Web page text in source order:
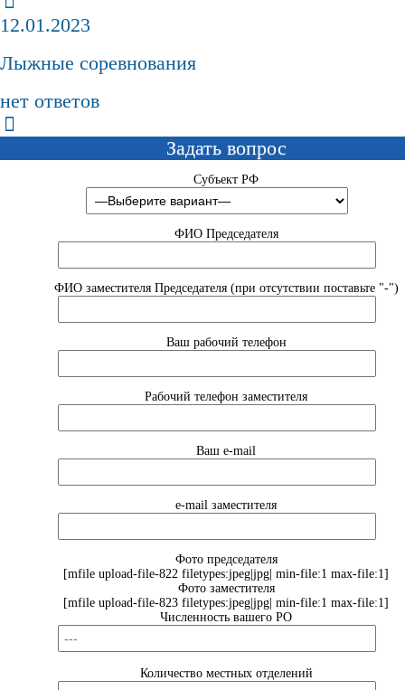
12.01.2023
Лыжные соревнования
нет ответов
Задать вопрос
Субъект РФ
ФИО Председателя
ФИО заместителя Председателя (при отсутствии поставьте "-")
Ваш рабочий телефон
Рабочий телефон заместителя
Ваш e-mail
e-mail заместителя
Фото председателя
[mfile upload-file-822 filetypes:jpeg|jpg| min-file:1 max-file:1]
Фото заместителя
[mfile upload-file-823 filetypes:jpeg|jpg| min-file:1 max-file:1]
Численность вашего РО
Количество местных отделений